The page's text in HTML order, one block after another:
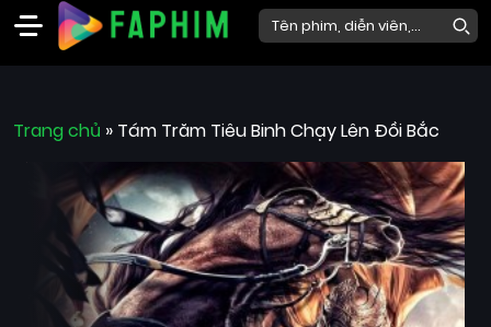
Phim
Phim
Phim
Trang chủ » Tám Trăm Tiêu Binh Chạy Lên Đồi Bắc